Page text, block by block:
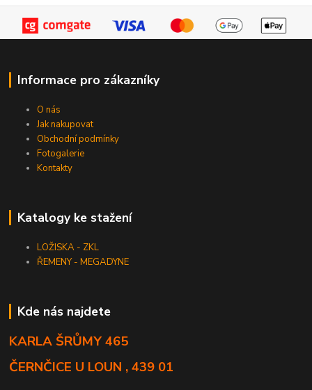
Informace pro zákazníky
O nás
Jak nakupovat
Obchodní podmínky
Fotogalerie
Kontakty
Katalogy ke stažení
LOŽISKA - ZKL
ŘEMENY - MEGADYNE
Kde nás najdete
KARLA ŠRŮMY 465
ČERNČICE U LOUN , 439 01